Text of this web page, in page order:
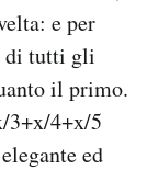
e per
di tutti gli
il primo.
3+x/4+x/5
ed